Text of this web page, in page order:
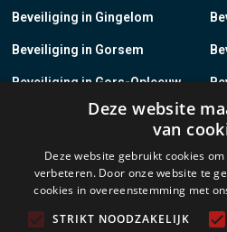
Beveiliging in Gingelom
Beveiliging in Gorsem
Beveiliging in Gors-Opleeuw
Beveiliging in Gotem
Beveiliging in Groot-Loon
Beveiliging in Grote-Brogel
Deze website
van
Deze website gebruikt cookies
verbeteren. Door onze website te
cookies in overeenstemming met
STRIKT NOODZAKELIJK